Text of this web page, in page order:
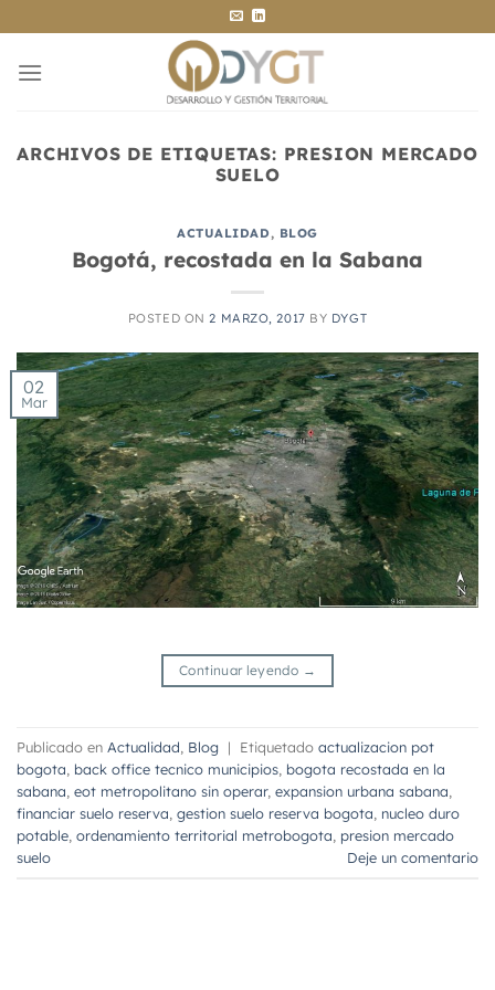
al
contenido
ARCHIVOS DE ETIQUETAS: PRESION MERCADO
SUELO
ACTUALIDAD, BLOG
Bogotá, recostada en la Sabana
POSTED ON2 MARZO, 2017 BY DYGT
02
Mar
Continuar leyendo →
Publicado en Actualidad Blog | Etiquetado actualizacion pot
bogota back office tecnico municipios bogota recostada en la
sabana eot metropolitano sin operar, expansion urbana sabana
financiar suelo reserva gestion suelo reserva bogota nucleo duro
potable ordenamiento territorial metrobogota presion mercado
suelo
Deje un comentario